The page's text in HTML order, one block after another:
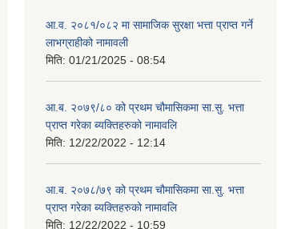
आ.व. २०८१/०८२ मा सामाजिक सुरक्षा भत्ता प्राप्त गर्ने
लाभग्राहीको नामावली
मिति: 01/21/2025 - 08:54
आ.ब. २०७९/८० को प्रथम चौमासिकमा सा.सु. भत्ता
प्राप्त गरेका ब्यक्तिहरुको नामावलि
मिति: 12/22/2022 - 12:14
आ.ब. २०७८/७९ को प्रथम चौमासिकमा सा.सु. भत्ता
प्राप्त गरेका ब्यक्तिहरुको नामावलि
मिति: 12/22/2022 - 10:59